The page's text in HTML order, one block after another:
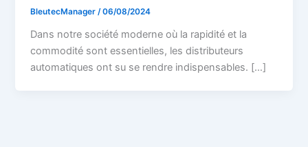
BleutecManager/06/08/2024
Dans notre société moderne où la rapidité et la
commodité sont essentielles, les distributeurs
automatiques ont su se rendre indispensables. […]